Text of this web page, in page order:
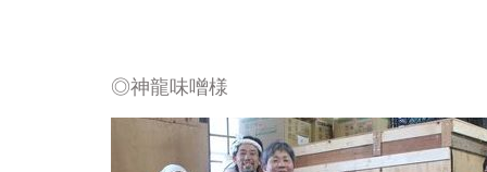
◎神龍味噌様